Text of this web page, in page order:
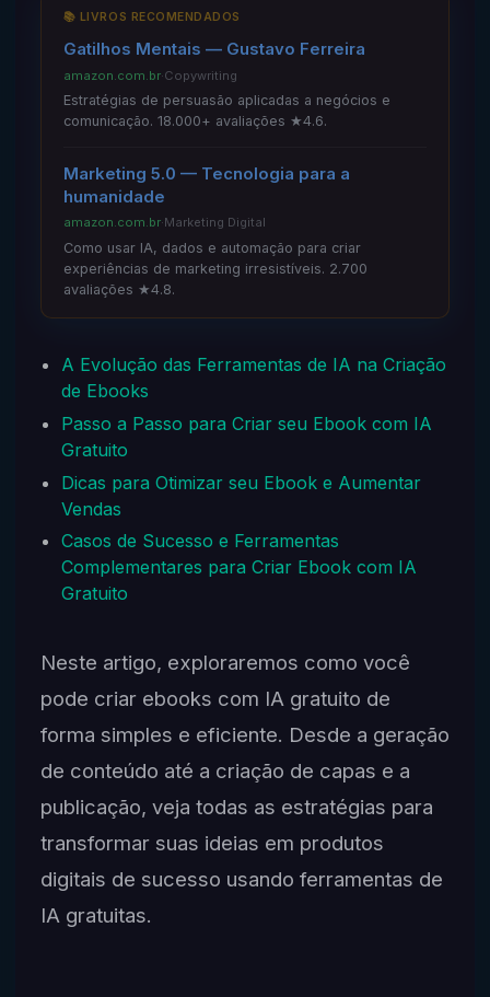
📚 LIVROS RECOMENDADOS
Gatilhos Mentais — Gustavo Ferreira
amazon.com.br·Copywriting
Estratégias de persuasão aplicadas a negócios e
comunicação. 18.000+ avaliações ★4.6.
Marketing 5.0 — Tecnologia para a
humanidade
amazon.com.br·Marketing Digital
Como usar IA, dados e automação para criar
experiências de marketing irresistíveis. 2.700
avaliações ★4.8.
A Evolução das Ferramentas de IA na Criação
de Ebooks
Passo a Passo para Criar seu Ebook com IA
Gratuito
Dicas para Otimizar seu Ebook e Aumentar
Vendas
Casos de Sucesso e Ferramentas
Complementares para Criar Ebook com IA
Gratuito
Neste artigo, exploraremos como você
pode criar ebooks com IA gratuito de
forma simples e eficiente. Desde a geração
de conteúdo até a criação de capas e a
publicação, veja todas as estratégias para
transformar suas ideias em produtos
digitais de sucesso usando ferramentas de
IA gratuitas.